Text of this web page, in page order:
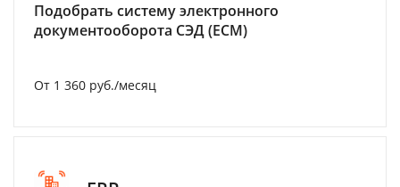
Подобрать систему электронного
документооборота СЭД (ECM)
От 1 360 руб./месяц